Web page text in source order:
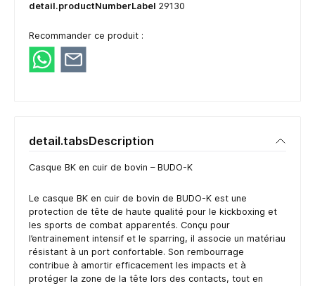
detail.productNumberLabel 29130
Recommander ce produit :
detail.tabsDescription
Casque BK en cuir de bovin – BUDO-K
Le casque BK en cuir de bovin de BUDO-K est une
protection de tête de haute qualité pour le kickboxing et
les sports de combat apparentés. Conçu pour
l’entrainement intensif et le sparring, il associe un matériau
résistant à un port confortable. Son rembourrage
contribue à amortir efficacement les impacts et à
protéger la zone de la tête lors des contacts, tout en